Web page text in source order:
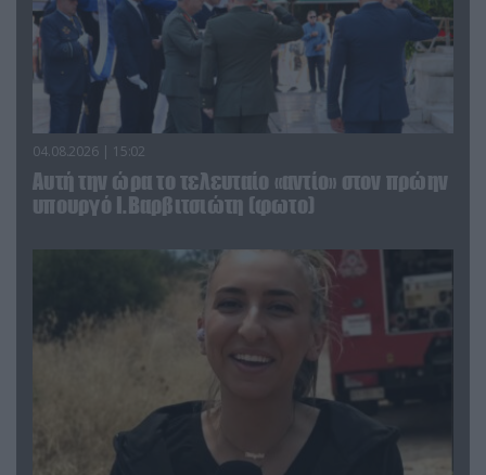
04.08.2026 | 15:02
Αυτή την ώρα το τελευταίο «αντίο» στον πρώην
υπουργό Ι.Βαρβιτσιώτη (φωτο)